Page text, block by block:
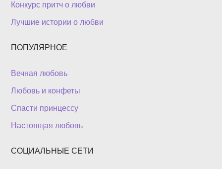
Конкурс притч о любви
Лучшие истории о любви
ПОПУЛЯРНОЕ
Вечная любовь
Любовь и конфеты
Спасти принцессу
Настоящая любовь
СОЦИАЛЬНЫЕ СЕТИ